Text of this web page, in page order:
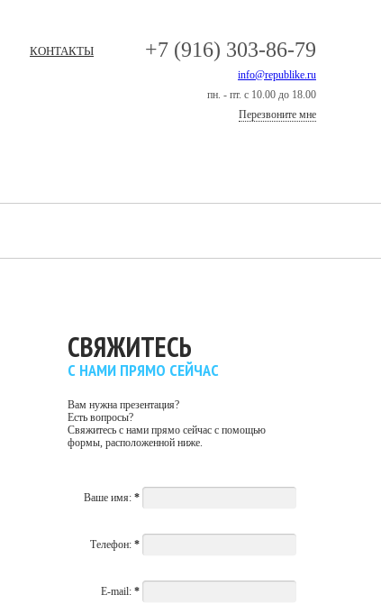
+7 (916) 303-86-79
info@republike.ru
пн. - пт. с 10.00 до 18.00
Перезвоните мне
КОНТАКТЫ
СВЯЖИТЕСЬ
С НАМИ ПРЯМО СЕЙЧАС
Вам нужна презентация?
Есть вопросы?
Свяжитесь с нами прямо сейчас с помощью
формы, расположенной ниже.
Ваше имя: *
Телефон: *
E-mail: *